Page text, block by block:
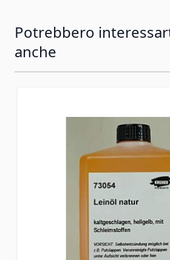
Premi per saltare il carosello
Potrebbero
anche